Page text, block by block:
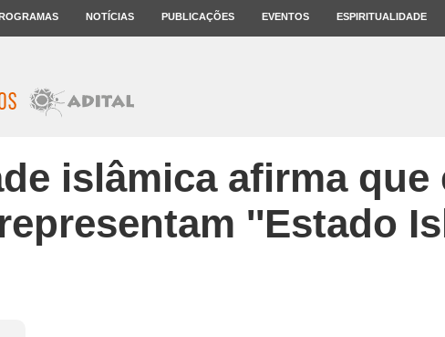
NOTÍCIAS PUBLICAÇÕES EVENTOS ESPIRITUALIDADE
islâmica afirma que
''Estado